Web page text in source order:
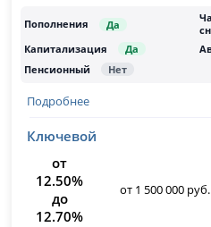
Подробнее
Ключевой
от
12.50%
до
12.70%
от 1 500 000 руб.